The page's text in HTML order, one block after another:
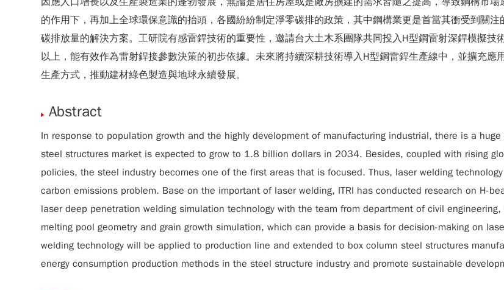
的作用下，再加上全球環保意識的抬頭，各國紛紛制定淨零碳排的政策，其中鋼構業更是首當其衝受到關
碳排放量的解決方案。工研院有感雷銲技術的重要性，邀請台大土木系團隊共同投入H型鋼雷射深銲模擬
以上，能有效作為雷射銲接參數決策的初步依據。未來將持續深耕技術導入H型鋼雷銲生產線中，並擴充
生產方式，推動建材綠色製造與地球永續發展。
Abstract
In response to population growth and the highly development of manufacturing industrial, there is a
steel structures market is expected to grow to 1.8 billion dollars in 2034. Besides, coupled with rising
policies, the steel industry becomes one of the first areas that is focused. Thus, laser welding
carbon emissions problem. Base on the important of laser welding, ITRI has conducted research on H-
laser deep penetration welding simulation technology with the team from department of civil
melting pool geometry and grain growth simulation, which can provide a basis for decision-making on
welding technology will be applied to production line and extended to box column steel structures
energy consumption production methods in the steel structure industry and promote sustainable